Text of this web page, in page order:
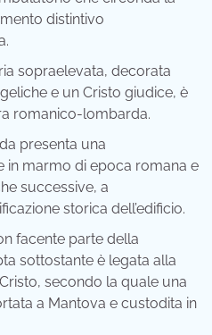
distintivo
sopraelevata, decorata
e un Cristo giudice, è
romanico-lombarda.
presenta una
in marmo di epoca romana e
successive, a
storica dell’edificio.
facente parte della
sottostante è legata alla
secondo la quale una
a Mantova e custodita in